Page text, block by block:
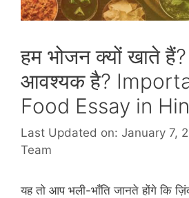
हम भोजन क्यों खाते
आवश्यक है?
Food Essay in
Last Updated on: January 7,
Team
यह तो आप भली-भाँति जानते होंगे कि